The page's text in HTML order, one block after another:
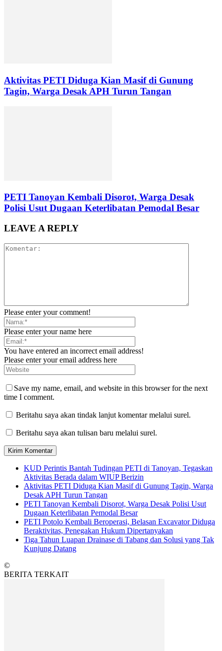
Aktivitas PETI Diduga Kian Masif di Gunung
Tagin, Warga Desak APH Turun Tangan
PETI Tanoyan Kembali Disorot, Warga Desak
Polisi Usut Dugaan Keterlibatan Pemodal Besar
LEAVE A REPLY
Please enter your comment!
Please enter your name here
You have entered an incorrect email address!
Please enter your email address here
Save my name, email, and website in this browser for the next
time I comment.
Beritahu saya akan tindak lanjut komentar melalui surel.
Beritahu saya akan tulisan baru melalui surel.
KUD Perintis Bantah Tudingan PETI di Tanoyan, Tegaskan
Aktivitas Berada dalam WIUP Berizin
Aktivitas PETI Diduga Kian Masif di Gunung Tagin, Warga
Desak APH Turun Tangan
PETI Tanoyan Kembali Disorot, Warga Desak Polisi Usut
Dugaan Keterlibatan Pemodal Besar
PETI Potolo Kembali Beroperasi, Belasan Excavator Diduga
Beraktivitas, Penegakan Hukum Dipertanyakan
Tiga Tahun Luapan Drainase di Tabang dan Solusi yang Tak
Kunjung Datang
©
BERITA TERKAIT